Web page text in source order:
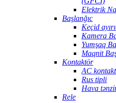
Elektrik
Başlanğıc
Keçid
Kamera
Yumşaq
Maqnit
Kontaktör
AC
Rus tipli
Hava
Rele